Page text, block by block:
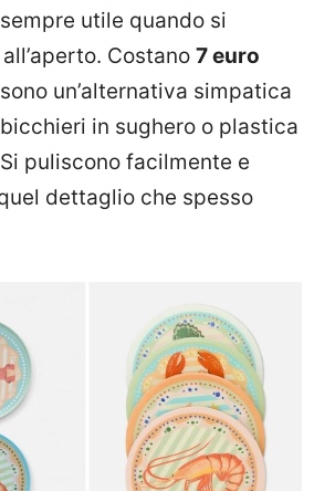
utile quando si
Costano 7 euro
un’alternativa simpatica
in sughero o plastica
puliscono facilmente e
dettaglio che spesso